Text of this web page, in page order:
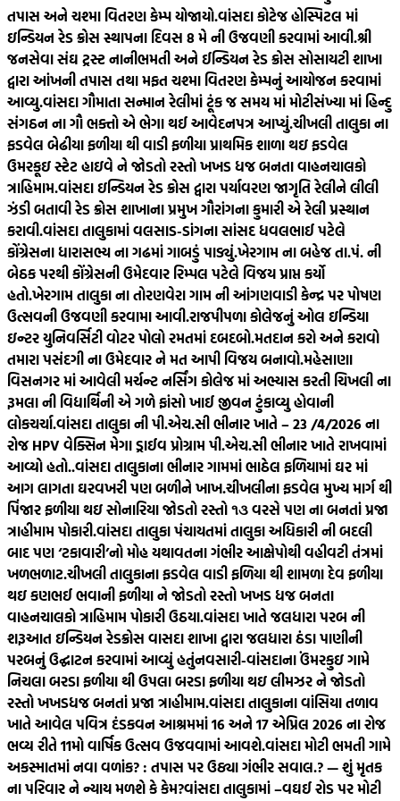
તપાસ અને ચશ્મા વિતરણ કેમ્પ યોજાયો.વાંસદા કોટેજ હોસ્પિટલ માં
ઇન્ડિયન રેડ ક્રોસ સ્થાપના દિવસ 8 મે ની ઉજવણી કરવામાં આવી.શ્રી
જનસેવા સંઘ ટ્રસ્ટ નાનીભમતી અને ઈન્ડિયન રેડ ક્રોસ સોસાયટી શાખા
દ્વારા આંખની તપાસ તથા મફત ચશ્મા વિતરણ કેમ્પનું આયોજન કરવામાં
આવ્યુ.વાંસદા ગૌમાતા સન્માન રેલીમાં ટૂંક જ સમય માં મોટીસંખ્યા માં હિન્દુ
સંગઠન ના ગૌ ભક્તો એ ભેગા થઈ આવેદનપત્ર આપ્યું.ચીખલી તાલુકા ના
ફડવેલ બેઢીયા ફળીયા થી વાડી ફળીયા પ્રાથમિક શાળા થઇ ફડવેલ
ઉમરકૂઇ સ્ટેટ હાઇવે ને જોડતો રસ્તો ખખડ ધજ બનતા વાહનચાલકો
ત્રાહિમામ.વાંસદા ઇન્ડિયન રેડ ક્રોસ દ્વારા પર્યાવરણ જાગૃતિ રેલીને લીલી
ઝંડી બતાવી રેડ ક્રોસ શાખાના પ્રમુખ ગૌરાંગના કુમારી એ રેલી પ્રસ્થાન
કરાવી.વાંસદા તાલુકામાં વલસાડ-ડાંગના સાંસદ ધવલભાઈ પટેલે
કોંગ્રેસના ધારાસભ્ય ના ગઢમાં ગાબડું પાડ્યું.ખેરગામ ના બહેજ તા.પં. ની
બેઠક પરથી કોંગ્રેસની ઉમેદવાર રિમ્પલ પટેલે વિજય પ્રાપ્ત કર્યો
હતો.ખેરગામ તાલુકા ના તોરણવેરા ગામ ની આંગણવાડી કેન્દ્ર પર પોષણ
ઉત્સવની ઉજવણી કરવામા આવી.રાજપીપળા કોલેજનું ઓલ ઇન્ડિયા
ઇન્ટર યુનિવર્સિટી વોટર પોલો રમતમાં દબદબો.મતદાન કરો અને કરાવો
તમારા પસંદગી ના ઉમેદવાર ને મત આપી વિજય બનાવો.મહેસાણા
વિસનગર માં આવેલી મર્ચન્ટ નર્સિંગ કોલેજ માં અભ્યાસ કરતી ચિખલી ના
રૂમલા ની વિદ્યાર્થિની એ ગળે ફાંસો ખાઈ જીવન ટુંકાવ્યુ હોવાની
લોકચર્ચા.વાંસદા તાલુકા ની પી.એચ.સી ભીનાર ખાતે – 23 /4/2026 ના
રોજ HPV વેક્સિન મેગા ડ્રાઈવ પ્રોગ્રામ પી.એચ.સી ભીનાર ખાતે રાખવામાં
આવ્યો હતો..વાંસદા તાલુકાના ભીનાર ગામમાં ભાઠેલ ફળિયામાં ઘર માં
આગ લાગતા ઘરવખરી પણ બળીને ખાખ.ચીખલીના ફડવેલ મુખ્ય માર્ગ થી
પિંજાર ફળીયા થઇ સોનારિયા જોડતો રસ્તો ૧૩ વરસે પણ ના બનતાં પ્રજા
ત્રાહીમામ પોકારી.વાંસદા તાલુકા પંચાયતમાં તાલુકા અધિકારી ની બદલી
બાદ પણ ‘ટકાવારી’નો મોહ યથાવતના ગંભીર આક્ષેપોથી વહીવટી તંત્રમાં
ખળભળાટ.ચીખલી તાલુકાના ફડવેલ વાડી ફળિયા થી શામળા દેવ ફળીયા
થઇ કણભઈ ભવાની ફળીયા ને જોડતો રસ્તો ખખડ ધજ બનતા
વાહનચાલકો ત્રાહિમામ પોકારી ઉઠયા.વાંસદા ખાતે જલધારા પરબ ની
શરૂઆત ઇન્ડિયન રેડક્રોસ વાસદા શાખા દ્વારા જલધારા ઠંડા પાણીની
પરબનું ઉદ્ઘાટન કરવામાં આવ્યું હતુંનવસારી-વાંસદાના ઉંમરકુઇ ગામે
નિચલા બરડા ફળીયા થી ઉપલા બરડા ફળીયા થઇ લીમઝર ને જોડતો
રસ્તો ખખડધજ બનતાં પ્રજા ત્રાહીમામ.વાંસદા તાલુકાના વાંસિયા તળાવ
ખાતે આવેલ પવિત્ર દંડકવન આશ્રમમાં 16 અને 17 એપ્રિલ 2026 ના રોજ
ભવ્ય રીતે 11મો વાર્ષિક ઉત્સવ ઉજવવામાં આવશે.વાંસદા મોટી ભમતી ગામે
અકસ્માતમાં નવા વળાંક? : તપાસ પર ઉઠ્યા ગંભીર સવાલ.? — શું મૃતક
ના પરિવાર ને ન્યાય મળશે કે કેમ?વાંસદા તાલુકામાં –વઘઈ રોડ પર મોટી